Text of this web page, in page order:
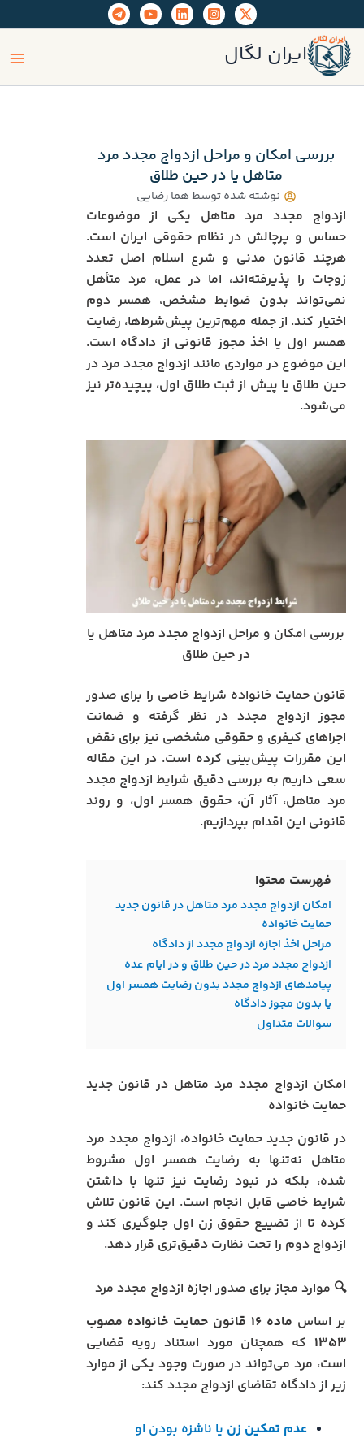
به
محتوا
ایران لگال
بررسی امکان و مراحل ازدواج مجدد مرد
متاهل یا در حین طلاق
نوشته شده توسطهما رضایی
ازدواج مجدد مرد متاهل یکی از موضوعات
حساس و پرچالش در نظام حقوقی ایران است.
هرچند قانون مدنی و شرع اسلام اصل تعدد
زوجات را پذیرفته‌اند، اما در عمل، مرد متأهل
نمی‌تواند بدون ضوابط مشخص، همسر دوم
اختیار کند. از جمله مهم‌ترین پیش‌شرط‌ها، رضایت
همسر اول یا اخذ مجوز قانونی از دادگاه است.
این موضوع در مواردی مانند ازدواج مجدد مرد در
حین طلاق یا پیش از ثبت طلاق اول، پیچیده‌تر نیز
می‌شود.
بررسی امکان و مراحل ازدواج مجدد مرد متاهل یا
در حین طلاق
قانون حمایت خانواده شرایط خاصی را برای صدور
مجوز ازدواج مجدد در نظر گرفته و ضمانت
اجراهای کیفری و حقوقی مشخصی نیز برای نقض
این مقررات پیش‌بینی کرده است. در این مقاله
سعی داریم به بررسی دقیق شرایط ازدواج مجدد
مرد متاهل، آثار آن، حقوق همسر اول، و روند
قانونی این اقدام بپردازیم.
فهرست محتوا
امکان ازدواج مجدد مرد متاهل در قانون جدید
حمایت خانواده
مراحل اخذ اجازه ازدواج مجدد از دادگاه
ازدواج مجدد مرد در حین طلاق و در ایام عده
پیامدهای ازدواج مجدد بدون رضایت همسر اول
یا بدون مجوز دادگاه
سوالات متداول
امکان ازدواج مجدد مرد متاهل در قانون جدید
حمایت خانواده
در قانون جدید حمایت خانواده، ازدواج مجدد مرد
متاهل نه‌تنها به رضایت همسر اول مشروط
شده، بلکه در نبود رضایت نیز تنها با داشتن
شرایط خاصی قابل انجام است. این قانون تلاش
کرده تا از تضییع حقوق زن اول جلوگیری کند و
ازدواج دوم را تحت نظارت دقیق‌تری قرار دهد.
🔍 موارد مجاز برای صدور اجازه ازدواج مجدد مرد
بر اساس
ماده ۱۶ قانون حمایت خانواده مصوب
۱۳۵۳ که همچنان مورد استناد رویه قضایی
است، مرد می‌تواند در صورت وجود یکی از موارد
زیر از دادگاه تقاضای ازدواج مجدد کند:
عدم تمکین زن یا ناشزه بودن او